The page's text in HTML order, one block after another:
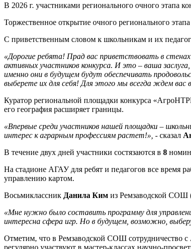
В 2026 г. участниками регионального очного этапа
Торжественное открытие очного регионального
С приветственным словом к школьникам и их
«Дорогие ребята! Прад вас приветствовать в
активных участников конкурса. И это – ваша
именно они в будущем будут обеспечивать
выберете их для себя! Для этого мы всегда ждем
Куратор региональной площадки конкурса
его география расширяет границы.
«Впервые среди участников нашей площадки –
интерес к аграрным профессиям растет!», - сказал
В течение двух дней участники состязаются в 8
На стадионе АГАУ для ребят и педагогов все время
управлению картом.
Восьмиклассник Данила Ким из Ремзаводской СОШ
«Мне нужно было составить программу для
интересна сфера игр. Но в будущем, возможно,
Отметим, что в Ремзаводской СОШ сотрудничество с
регулярно участвуют в мастер-классах научно-